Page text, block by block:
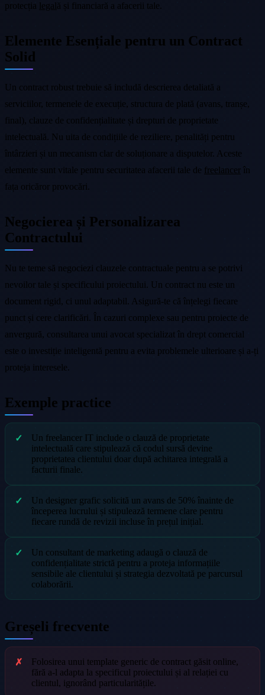
protecția legală și financiară a afacerii tale.
Elemente Esențiale pentru un Contract
Solid
Un contract robust trebuie să includă descrierea detaliată a
serviciilor, termenele de execuție, structura de plată (avans, tranșe,
final), clauze de confidențialitate și drepturi de proprietate
intelectuală. Nu uita de condițiile de reziliere, penalități pentru
întârzieri și un mecanism clar de soluționare a disputelor. Aceste
elemente sunt vitale pentru securitatea afacerii tale de freelancer în
fața oricăror provocări.
Negocierea și Personalizarea
Contractului
Nu te teme să negociezi clauzele contractuale pentru a se potrivi
nevoilor tale și specificului proiectului. Un contract nu este un
document rigid, ci unul adaptabil. Asigură-te că înțelegi fiecare
punct și cere clarificări. În cazuri complexe sau pentru proiecte de
anvergură, consultarea unui avocat specializat în drept comercial
este o investiție inteligentă pentru a evita problemele ulterioare și a-ți
proteja interesele.
Exemple practice
Un freelancer IT include o clauză de proprietate
intelectuală care stipulează că codul sursă devine
proprietatea clientului doar după achitarea integrală a
facturii finale.
Un designer grafic solicită un avans de 50% înainte de
începerea lucrului și stipulează termene clare pentru
fiecare rundă de revizii incluse în prețul inițial.
Un consultant de marketing adaugă o clauză de
confidențialitate strictă pentru a proteja informațiile
sensibile ale clientului și strategia dezvoltată pe parcursul
colaborării.
Greșeli frecvente
Folosirea unui template generic de contract găsit online,
fără a-l adapta la specificul proiectului și al relației cu
clientul, ignorând particularitățile.